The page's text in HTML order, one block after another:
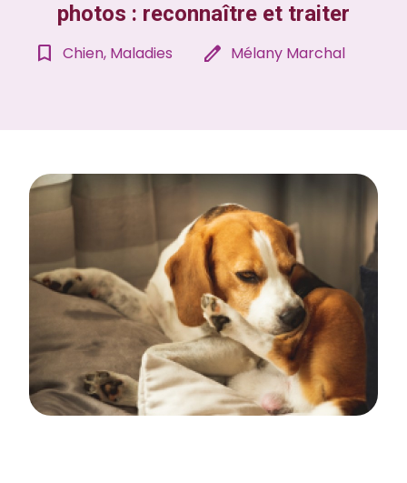
photos : reconnaître et traiter
bookmark_border Chien, Maladies edit Mélany Marchal